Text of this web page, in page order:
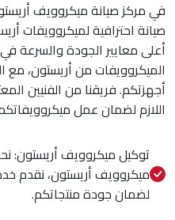
صيانة احترافية لميكروويفات
أعلى معايير الجودة والسرعة
الميكروويفات من أريستون، مع
أجهزتكم. فريقنا من الفنيين
اللازم لضمان عمل
توكيل ميكروويف أريستون:
ميكروويف أريستون، نقدم
لضمان جودة منتجاتكم.